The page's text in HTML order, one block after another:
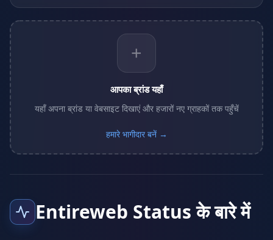
+
आपका ब्रांड यहाँ
यहाँ अपना ब्रांड या वेबसाइट दिखाएं और हजारों नए ग्राहकों तक पहुँचें
हमारे भागीदार बनें →
Entireweb Status के बारे में